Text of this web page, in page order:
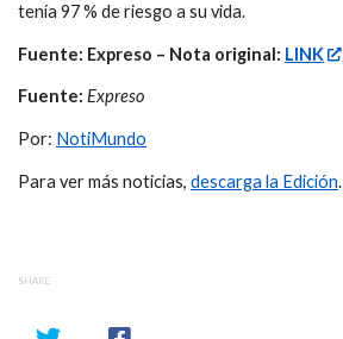
tenía 97 % de riesgo a su vida.
Fuente: Expreso – Nota original: LINK
Fuente: Expreso
Por: NotiMundo
Para ver más noticias, descarga la Edición.
SHARE